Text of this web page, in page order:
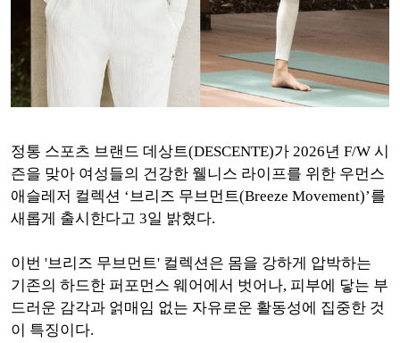
정통 스포츠 브랜드 데상트(DESCENTE)가 2026년 F/W 시
즌을 맞아 여성들의 건강한 웰니스 라이프를 위한 우먼스
애슬레저 컬렉션 ‘브리즈 무브먼트(Breeze Movement)’를
새롭게 출시한다고 3일 밝혔다.
이번 '브리즈 무브먼트' 컬렉션은 몸을 강하게 압박하는
기존의 하드한 퍼포먼스 웨어에서 벗어나, 피부에 닿는 부
드러운 감각과 얽매임 없는 자유로운 활동성에 집중한 것
이 특징이다.